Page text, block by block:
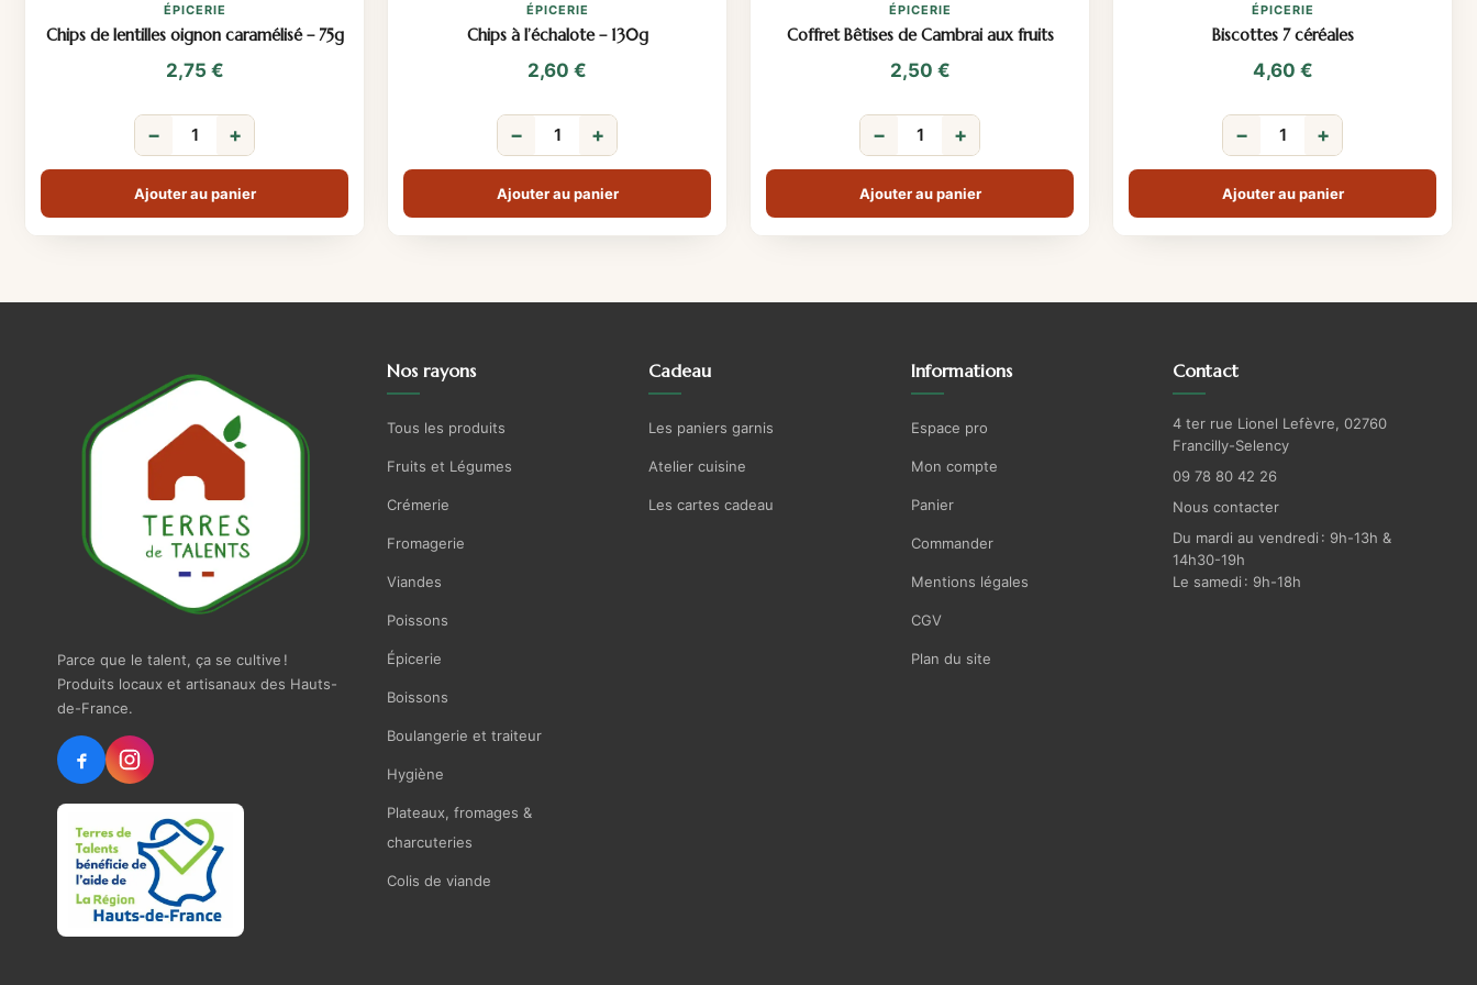
ÉPICERIE
Chips de lentilles oignon caramélisé – 75g
2,75 €
− +
Ajouter au panier
ÉPICERIE
Chips à l’échalote – 130g
2,60 €
− +
Ajouter au panier
ÉPICERIE
Coffret Bêtises de Cambrai aux fruits
2,50 €
− +
Ajouter au panier
ÉPICERIE
Biscottes 7 céréales
4,60 €
− +
Ajouter au panier
Parce que le talent, ça se cultive !
Produits locaux et artisanaux des Hauts-
de-France.
Nos rayons
Tous les produits
Fruits et Légumes
Crémerie
Fromagerie
Viandes
Poissons
Épicerie
Boissons
Boulangerie et traiteur
Hygiène
Plateaux, fromages &
charcuteries
Colis de viande
Cadeau
Les paniers garnis
Atelier cuisine
Les cartes cadeau
Informations
Espace pro
Mon compte
Panier
Commander
Mentions légales
CGV
Plan du site
Contact
4 ter rue Lionel Lefèvre, 02760
Francilly-Selency
09 78 80 42 26
Nous contacter
Du mardi au vendredi : 9h-13h &
14h30-19h
Le samedi : 9h-18h